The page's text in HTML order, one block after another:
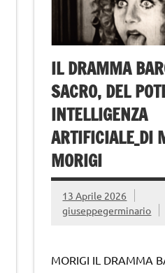
IL DRAMMA
SACRO, DEL
INTELLIGENZA
ARTIFICIALE_DI
MORIGI
13 Aprile 2026
giuseppegerminario
MORIGI IL DRAMMA